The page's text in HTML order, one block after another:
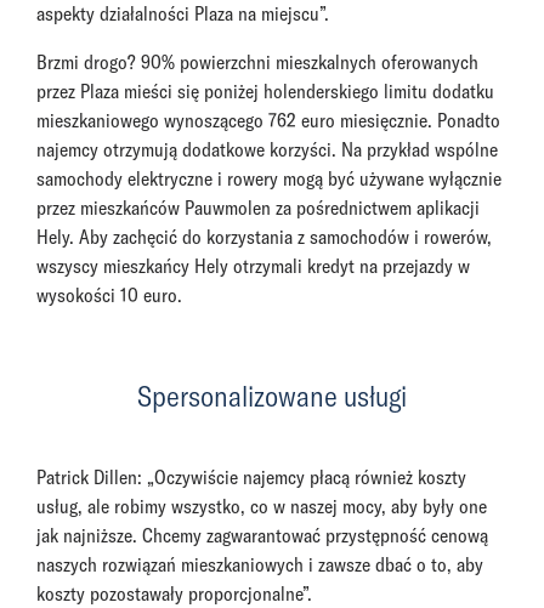
aspekty działalności Plaza na miejscu”.
Brzmi drogo? 90% powierzchni mieszkalnych oferowanych
przez Plaza mieści się poniżej holenderskiego limitu dodatku
mieszkaniowego wynoszącego 762 euro miesięcznie. Ponadto
najemcy otrzymują dodatkowe korzyści. Na przykład wspólne
samochody elektryczne i rowery mogą być używane wyłącznie
przez mieszkańców Pauwmolen za pośrednictwem aplikacji
Hely. Aby zachęcić do korzystania z samochodów i rowerów,
wszyscy mieszkańcy Hely otrzymali kredyt na przejazdy w
wysokości 10 euro.
Spersonalizowane usługi
Patrick Dillen: „Oczywiście najemcy płacą również koszty
usług, ale robimy wszystko, co w naszej mocy, aby były one
jak najniższe. Chcemy zagwarantować przystępność cenową
naszych rozwiązań mieszkaniowych i zawsze dbać o to, aby
koszty pozostawały proporcjonalne”.